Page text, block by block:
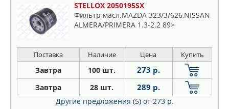
STELLOX 2050195SX
Фильтр масл.MAZDA 323/3/626,NISSAN
ALMERA/PRIMERA 1.3-2.2 89>
Поставка Наличие Цена Купить
Завтра 100 шт. 273 р.
Завтра 28 шт. 289 р.
Другие предложения (5) от 273 р.